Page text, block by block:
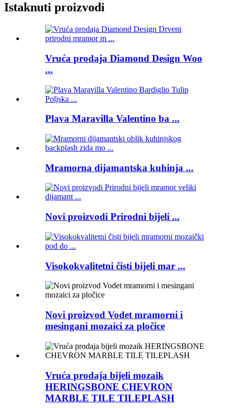
Istaknuti proizvodi
Vruća prodaja Diamond Design Woo
...
Plava Maravilla Valentino ba ...
Mramorna dijamantska kuhinja ...
Novi proizvodi Prirodni bijeli ...
Visokokvalitetni čisti bijeli mar ...
Novi proizvod Vodet mramorni i
mesingani mozaici za pločice
Vruća prodaja bijeli mozaik
HERINGSBONE CHEVRON
MARBLE TILE TILEPLASH